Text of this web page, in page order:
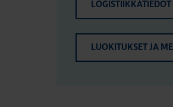
LOGISTIIKKATIEDOT
LUOKITUKSET JA